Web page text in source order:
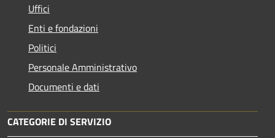
Uffici
Enti e fondazioni
Politici
Personale Amministrativo
Documenti e dati
CATEGORIE DI SERVIZIO